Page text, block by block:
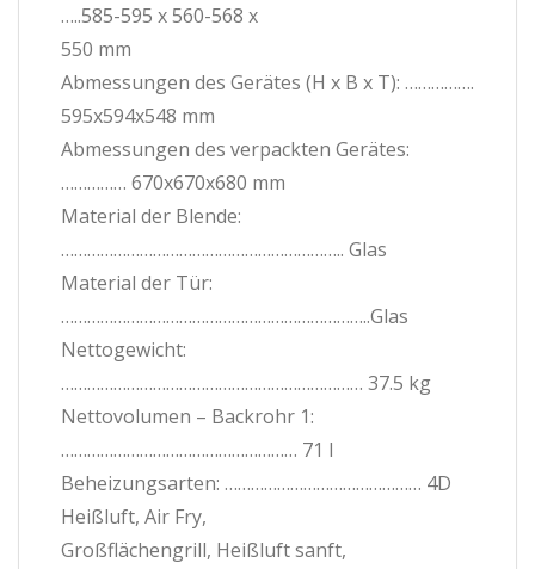
…..585-595 x 560-568 x
550 mm
Abmessungen des Gerätes (H x B x T): …………….
595x594x548 mm
Abmessungen des verpackten Gerätes:
…………… 670x670x680 mm
Material der Blende:
……………………………………………………….. Glas
Material der Tür:
……………………………………………………………..Glas
Nettogewicht:
…………………………………………………………… 37.5 kg
Nettovolumen – Backrohr 1:
……………………………………………… 71 l
Beheizungsarten: ……………………………………… 4D
Heißluft, Air Fry,
Großflächengrill, Heißluft sanft,